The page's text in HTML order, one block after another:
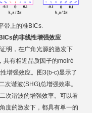
带上的准BICs.
的非线性增强效应
明，在广角光源的激发下
具有相近品质因子的moiré
增强效应。图3(b-c)显示了
次谐波(SHG)总增强效率。
次谐波的增强效率。可以看
度的激发下，都具有单一的